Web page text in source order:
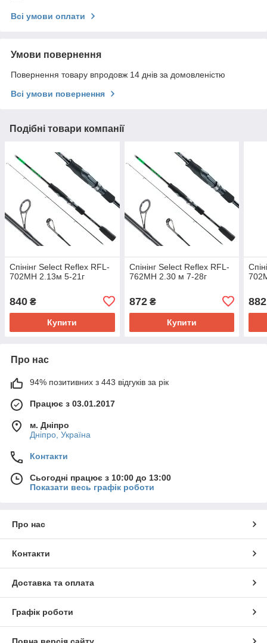
Всі умови оплати
Умови повернення
Повернення товару впродовж 14 днів за домовленістю
Всі умови повернення
Подібні товари компанії
Спінінг Select Reflex RFL-
702MH 2.13м 5-21г
840 ₴
Купити
Спінінг Select Reflex RFL-
762MH 2.30 м 7-28г
872₴
Купити
882
Про нас
94% позитивних з 443 відгуків за рік
Працює з 03.01.2017
м. Дніпро
Дніпро, Україна
Контакти
Сьогодні працює з 10:00 до 13:00
Показати весь графік роботи
Про нас
Контакти
Доставка та оплата
Графік роботи